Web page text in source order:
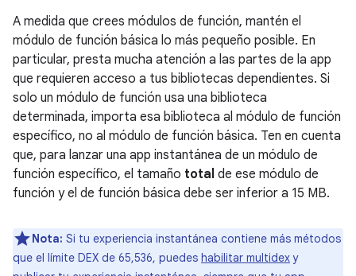
A medida que crees módulos de función, mantén el
módulo de función básica lo más pequeño posible. En
particular, presta mucha atención a las partes de la app
que requieren acceso a tus bibliotecas dependientes. Si
solo un módulo de función usa una biblioteca
determinada, importa esa biblioteca al módulo de función
específico, no al módulo de función básica. Ten en cuenta
que, para lanzar una app instantánea de un módulo de
función específico, el tamaño total de ese módulo de
función y el de función básica debe ser inferior a 15 MB.
Nota: Si tu experiencia instantánea contiene más métodos
que el límite DEX de 65,536, puedes habilitar multidexy